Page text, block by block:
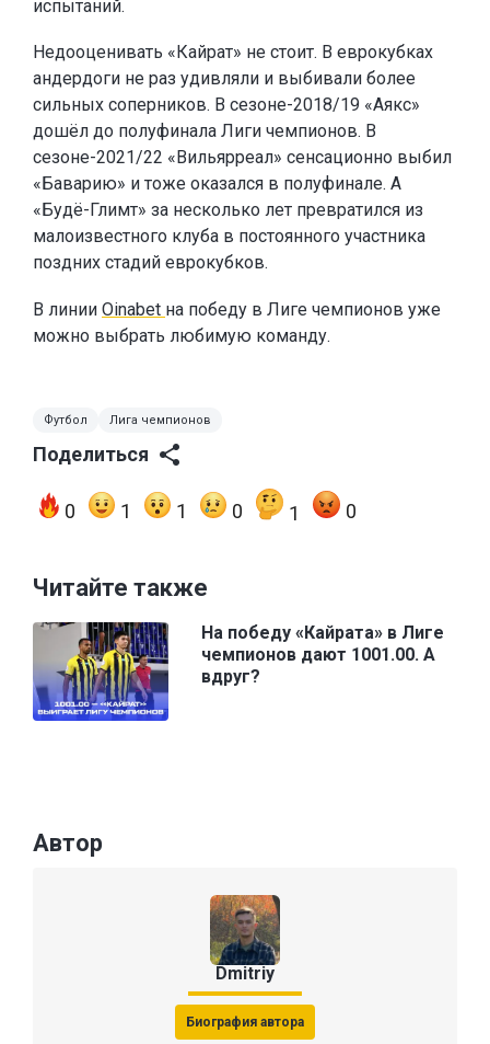
испытаний.
Недооценивать «Кайрат» не стоит. В еврокубках
андердоги не раз удивляли и выбивали более
сильных соперников. В сезоне-2018/19 «Аякс»
дошёл до полуфинала Лиги чемпионов. В
сезоне-2021/22 «Вильярреал» сенсационно выбил
«Баварию» и тоже оказался в полуфинале. А
«Будё-Глимт» за несколько лет превратился из
малоизвестного клуба в постоянного участника
поздних стадий еврокубков.
В линии Oinabet на победу в Лиге чемпионов уже
можно выбрать любимую команду.
Футбол Лига чемпионов
Поделиться
0 1 1 0 1 0
Читайте также
На победу «Кайрата» в Лиге
чемпионов дают 1001.00. А
вдруг?
Автор
Dmitriy
Биография автора